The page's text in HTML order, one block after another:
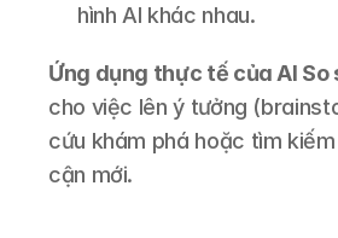
hình AI khác nhau.
Ứng dụng thực tế của AI So
cho việc lên ý tưởng
cứu khám phá hoặc tìm
cận mới.